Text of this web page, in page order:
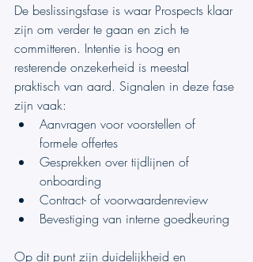
De beslissingsfase is waar Prospects klaar
zijn om verder te gaan en zich te
committeren. Intentie is hoog en
resterende onzekerheid is meestal
praktisch van aard. Signalen in deze fase
zijn vaak:
Aanvragen voor voorstellen of
formele offertes
Gesprekken over tijdlijnen of
onboarding
Contract- of voorwaardenreview
Bevestiging van interne goedkeuring
Op dit punt zijn duidelijkheid en